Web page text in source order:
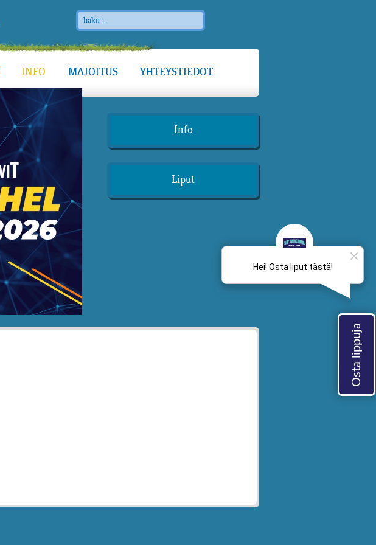
INFO MAJOITUS YHTEYSTIEDOT
Info
Liput